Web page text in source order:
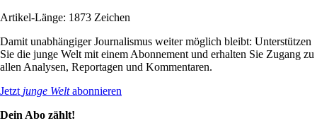
Artikel-Länge: 1873 Zeichen
Damit unabhängiger Journalismus weiter möglich bleibt: Unterstützen
Sie die junge Welt mit einem Abonnement und erhalten Sie Zugang zu
allen Analysen, Reportagen und Kommentaren.
Jetzt junge Weltabonnieren
Dein Abo zählt!